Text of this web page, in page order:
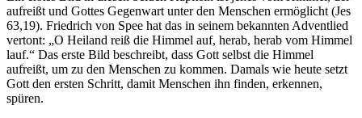
aufreißt und Gottes Gegenwart unter den Menschen ermöglicht (Jes
63,19). Friedrich von Spee hat das in seinem bekannten Adventlied
vertont: „O Heiland reiß die Himmel auf, herab, herab vom Himmel
lauf.“ Das erste Bild beschreibt, dass Gott selbst die Himmel
aufreißt, um zu den Menschen zu kommen. Damals wie heute setzt
Gott den ersten Schritt, damit Menschen ihn finden, erkennen,
spüren.